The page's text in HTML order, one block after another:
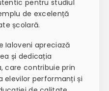
pentru studiul
de excelență
școlară.
Ialoveni apreciază
și dedicația
care contribuie prin
performanți și